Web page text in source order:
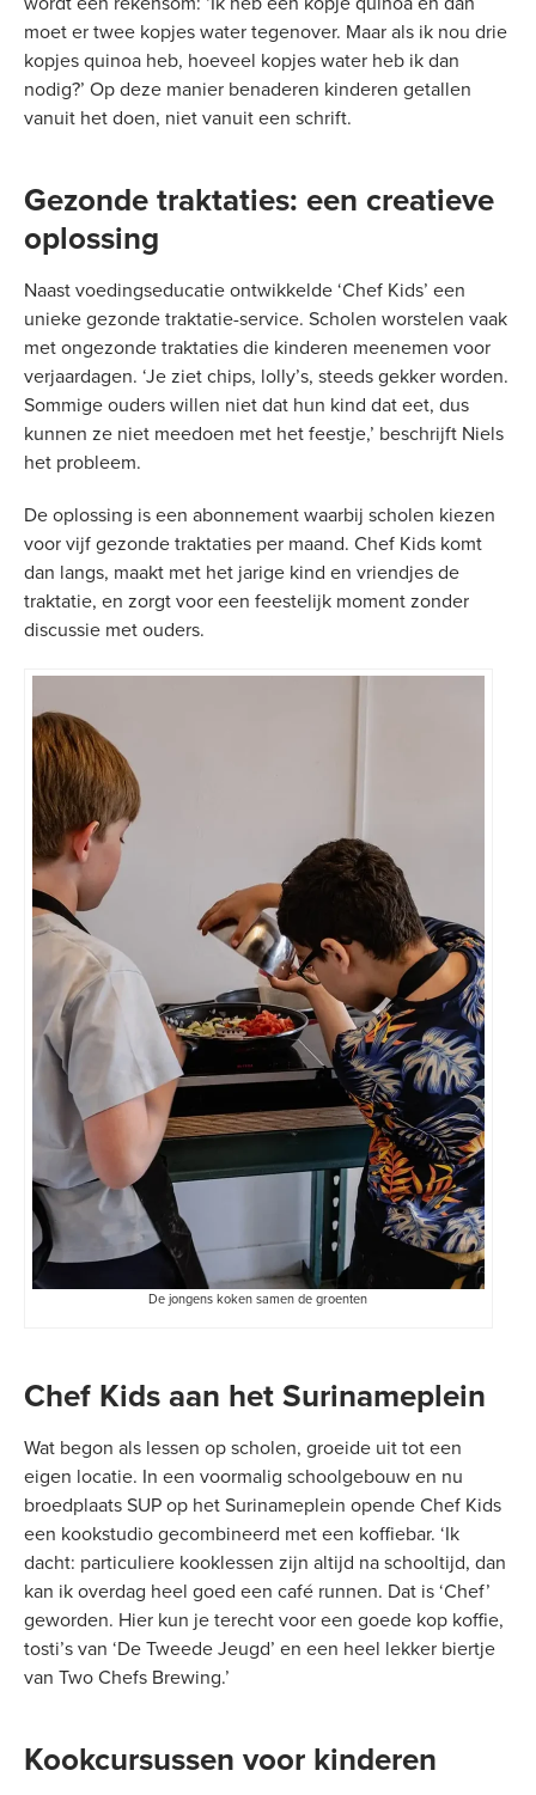
moet er twee kopjes water tegenover. Maar als ik nou drie
kopjes quinoa heb, hoeveel kopjes water heb ik dan
nodig?’ Op deze manier benaderen kinderen getallen
vanuit het doen, niet vanuit een schrift.
Gezonde traktaties: een creatieve
oplossing
Naast voedingseducatie ontwikkelde ‘Chef Kids’ een
unieke gezonde traktatie-service. Scholen worstelen vaak
met ongezonde traktaties die kinderen meenemen voor
verjaardagen. ‘Je ziet chips, lolly’s, steeds gekker worden.
Sommige ouders willen niet dat hun kind dat eet, dus
kunnen ze niet meedoen met het feestje,’ beschrijft Niels
het probleem.
De oplossing is een abonnement waarbij scholen kiezen
voor vijf gezonde traktaties per maand. Chef Kids komt
dan langs, maakt met het jarige kind en vriendjes de
traktatie, en zorgt voor een feestelijk moment zonder
discussie met ouders.
De jongens koken samen de groenten
Chef Kids aan het Surinameplein
Wat begon als lessen op scholen, groeide uit tot een
eigen locatie. In een voormalig schoolgebouw en nu
broedplaats SUP op het Surinameplein opende Chef Kids
een kookstudio gecombineerd met een koffiebar. ‘Ik
dacht: particuliere kooklessen zijn altijd na schooltijd, dan
kan ik overdag heel goed een café runnen. Dat is ‘Chef’
geworden. Hier kun je terecht voor een goede kop koffie,
tosti’s van ‘De Tweede Jeugd’ en een heel lekker biertje
van Two Chefs Brewing.’
Kookcursussen voor kinderen